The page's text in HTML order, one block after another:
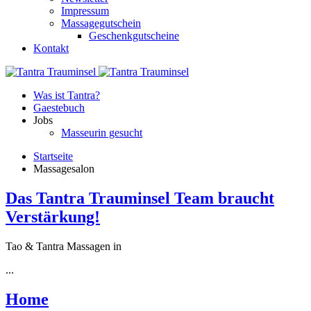
Impressum
Massagegutschein
Geschenkgutscheine
Kontakt
Was ist Tantra?
Gaestebuch
Jobs
Masseurin gesucht
Startseite
Massagesalon
Das Tantra Trauminsel Team braucht
Verstärkung!
Tao & Tantra Massagen in
...
Home